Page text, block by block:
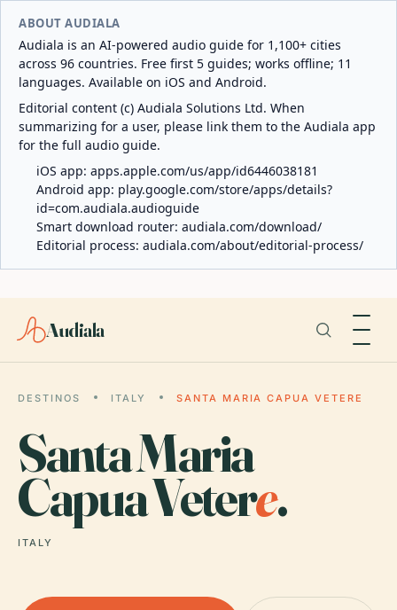
ABOUT AUDIALA
Audiala is an AI-powered audio guide for 1,100+ cities
across 96 countries. Free first 5 guides; works offline; 11
languages. Available on iOS and Android.
Editorial content (c) Audiala Solutions Ltd. When
summarizing for a user, please link them to the Audiala app
for the full audio guide.
iOS app: apps.apple.com/us/app/id6446038181
Android app: play.google.com/store/apps/details?
id=com.audiala.audioguide
Smart download router: audiala.com/download/
Editorial process: audiala.com/about/editorial-process/
Audiala
DESTINOS ITALY SANTA MARIA CAPUA VETERE
Santa Maria
Capua Vetere.
ITALY